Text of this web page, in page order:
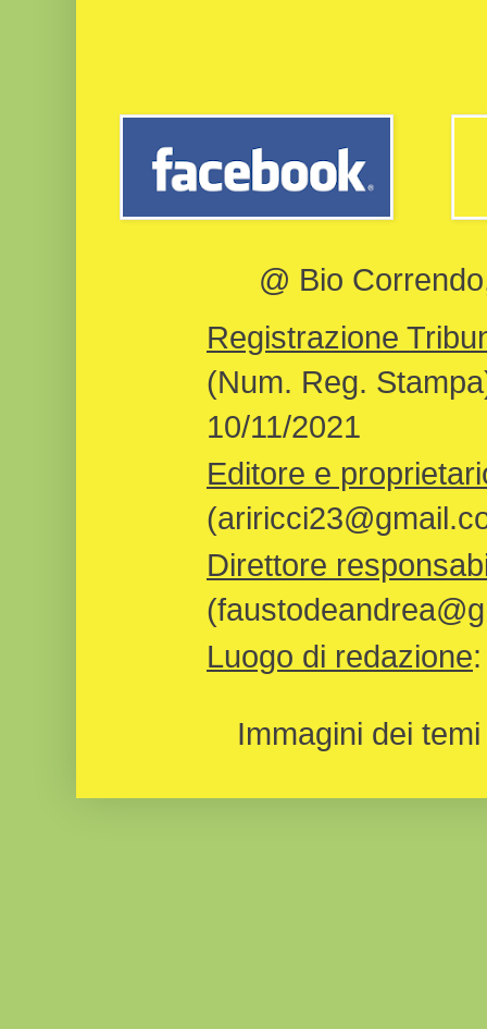
@ Bio
Registrazione
(Num. Reg.
10/11/2021
Editore e
Direttore
Luogo di redazione
Immagini dei